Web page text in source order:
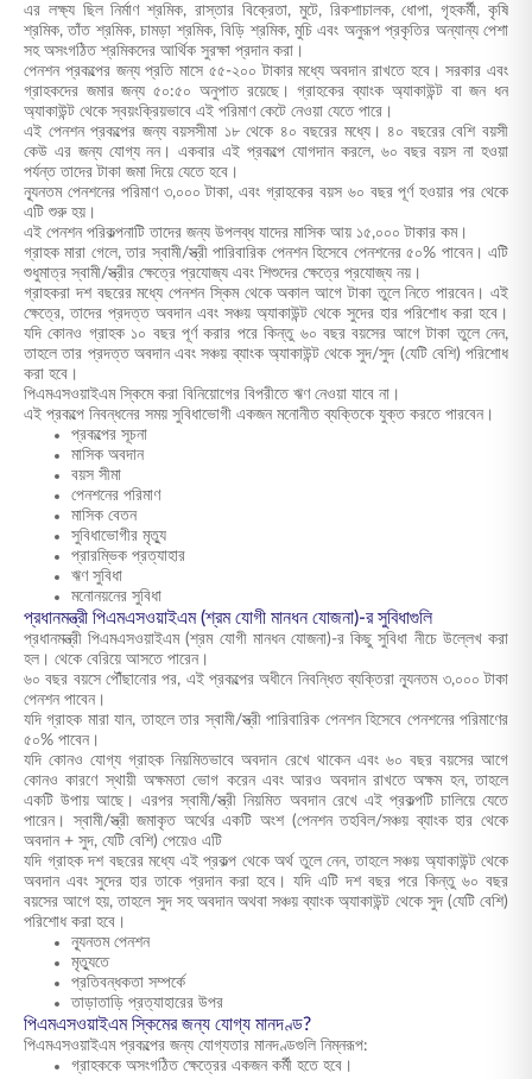
এর লক্ষ্য ছিল নির্মাণ শ্রমিক, রাস্তার বিক্রেতা, মুটে, রিকশাচালক, ধোপা, গৃহকর্মী, কৃষি
শ্রমিক, তাঁত শ্রমিক, চামড়া শ্রমিক, বিড়ি শ্রমিক, মুচি এবং অনুরূপ প্রকৃতির অন্যান্য পেশা
সহ অসংগঠিত শ্রমিকদের আর্থিক সুরক্ষা প্রদান করা।
পেনশন প্রকল্পের জন্য প্রতি মাসে ৫৫-২০০ টাকার মধ্যে অবদান রাখতে হবে। সরকার এবং
গ্রাহকদের জমার জন্য ৫০:৫০ অনুপাত রয়েছে। গ্রাহকের ব্যাংক অ্যাকাউন্ট বা জন ধন
অ্যাকাউন্ট থেকে স্বয়ংক্রিয়ভাবে এই পরিমাণ কেটে নেওয়া যেতে পারে।
এই পেনশন প্রকল্পের জন্য বয়সসীমা ১৮ থেকে ৪০ বছরের মধ্যে। ৪০ বছরের বেশি বয়সী
কেউ এর জন্য যোগ্য নন। একবার এই প্রকল্পে যোগদান করলে, ৬০ বছর বয়স না হওয়া
পর্যন্ত তাদের টাকা জমা দিয়ে যেতে হবে।
ন্যূনতম পেনশনের পরিমাণ ৩,০০০ টাকা, এবং গ্রাহকের বয়স ৬০ বছর পূর্ণ হওয়ার পর থেকে
এটি শুরু হয়।
এই পেনশন পরিকল্পনাটি তাদের জন্য উপলব্ধ যাদের মাসিক আয় ১৫,০০০ টাকার কম।
গ্রাহক মারা গেলে, তার স্বামী/স্ত্রী পারিবারিক পেনশন হিসেবে পেনশনের ৫০% পাবেন। এটি
শুধুমাত্র স্বামী/স্ত্রীর ক্ষেত্রে প্রযোজ্য এবং শিশুদের ক্ষেত্রে প্রযোজ্য নয়।
গ্রাহকরা দশ বছরের মধ্যে পেনশন স্কিম থেকে অকাল আগে টাকা তুলে নিতে পারবেন। এই
ক্ষেত্রে, তাদের প্রদত্ত অবদান এবং সঞ্চয় অ্যাকাউন্ট থেকে সুদের হার পরিশোধ করা হবে।
যদি কোনও গ্রাহক ১০ বছর পূর্ণ করার পরে কিন্তু ৬০ বছর বয়সের আগে টাকা তুলে নেন,
তাহলে তার প্রদত্ত অবদান এবং সঞ্চয় ব্যাংক অ্যাকাউন্ট থেকে সুদ/সুদ (যেটি বেশি) পরিশোধ
করা হবে।
পিএমএসওয়াইএম স্কিমে করা বিনিয়োগের বিপরীতে ঋণ নেওয়া যাবে না।
এই প্রকল্পে নিবন্ধনের সময় সুবিধাভোগী একজন মনোনীত ব্যক্তিকে যুক্ত করতে পারবেন।
প্রকল্পের সূচনা
মাসিক অবদান
বয়স সীমা
পেনশনের পরিমাণ
মাসিক বেতন
সুবিধাভোগীর মৃত্যু
প্রারম্ভিক প্রত্যাহার
ঋণ সুবিধা
মনোনয়নের সুবিধা
প্রধানমন্ত্রী পিএমএসওয়াইএম (শ্রম যোগী মানধন যোজনা)-র সুবিধাগুলি
প্রধানমন্ত্রী পিএমএসওয়াইএম (শ্রম যোগী মানধন যোজনা)-র কিছু সুবিধা নীচে উল্লেখ করা
হল। থেকে বেরিয়ে আসতে পারেন।
৬০ বছর বয়সে পৌঁছানোর পর, এই প্রকল্পের অধীনে নিবন্ধিত ব্যক্তিরা ন্যূনতম ৩,০০০ টাকা
পেনশন পাবেন।
যদি গ্রাহক মারা যান, তাহলে তার স্বামী/স্ত্রী পারিবারিক পেনশন হিসেবে পেনশনের পরিমাণের
৫০% পাবেন।
যদি কোনও যোগ্য গ্রাহক নিয়মিতভাবে অবদান রেখে থাকেন এবং ৬০ বছর বয়সের আগে
কোনও কারণে স্থায়ী অক্ষমতা ভোগ করেন এবং আরও অবদান রাখতে অক্ষম হন, তাহলে
একটি উপায় আছে। এরপর স্বামী/স্ত্রী নিয়মিত অবদান রেখে এই প্রকল্পটি চালিয়ে যেতে
পারেন। স্বামী/স্ত্রী জমাকৃত অর্থের একটি অংশ (পেনশন তহবিল/সঞ্চয় ব্যাংক হার থেকে
অবদান + সুদ, যেটি বেশি) পেয়েও এটি
যদি গ্রাহক দশ বছরের মধ্যে এই প্রকল্প থেকে অর্থ তুলে নেন, তাহলে সঞ্চয় অ্যাকাউন্ট থেকে
অবদান এবং সুদের হার তাকে প্রদান করা হবে। যদি এটি দশ বছর পরে কিন্তু ৬০ বছর
বয়সের আগে হয়, তাহলে সুদ সহ অবদান অথবা সঞ্চয় ব্যাংক অ্যাকাউন্ট থেকে সুদ (যেটি বেশি)
পরিশোধ করা হবে।
ন্যূনতম পেনশন
মৃত্যুতে
প্রতিবন্ধকতা সম্পর্কে
তাড়াতাড়ি প্রত্যাহারের উপর
পিএমএসওয়াইএম স্কিমের জন্য যোগ্য মানদণ্ড?
পিএমএসওয়াইএম প্রকল্পের জন্য যোগ্যতার মানদণ্ডগুলি নিম্নরূপ:
গ্রাহককে অসংগঠিত ক্ষেত্রের একজন কর্মী হতে হবে।